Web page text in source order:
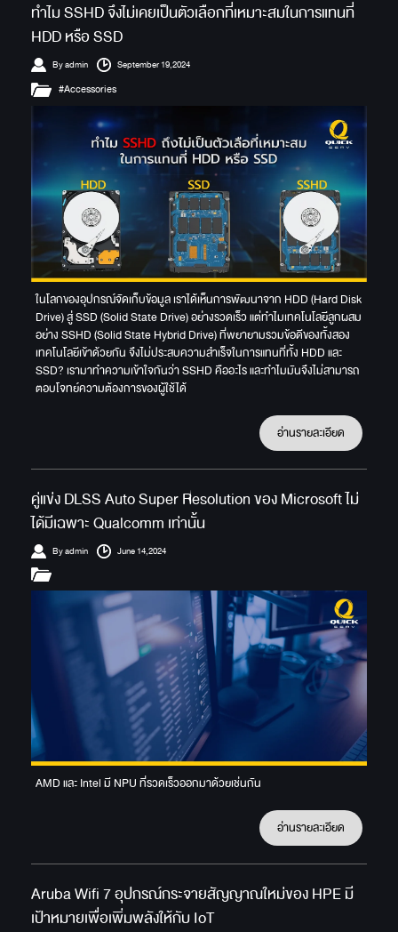
ทำไม SSHD จึงไม่เคยเป็นตัวเลือกที่เหมาะสมในการแทนที่
HDD หรือ SSD
By admin September 19,2024
#Accessories
ในโลกของอุปกรณ์จัดเก็บข้อมูล เราได้เห็นการพัฒนาจาก HDD (Hard Disk
Drive) สู่ SSD (Solid State Drive) อย่างรวดเร็ว แต่ทำไมเทคโนโลยีลูกผสม
อย่าง SSHD (Solid State Hybrid Drive) ที่พยายามรวมข้อดีของทั้งสอง
เทคโนโลยีเข้าด้วยกัน จึงไม่ประสบความสำเร็จในการแทนที่ทั้ง HDD และ
SSD? เรามาทำความเข้าใจกันว่า SSHD คืออะไร และทำไมมันจึงไม่สามารถ
ตอบโจทย์ความต้องการของผู้ใช้ได้
อ่านรายละเอียด
คู่แข่ง DLSS Auto Super Resolution ของ Microsoft ไม่
ได้มีเฉพาะ Qualcomm เท่านั้น
By admin June 14,2024
AMD และ Intel มี NPU ที่รวดเร็วออกมาด้วยเช่นกัน
อ่านรายละเอียด
Aruba Wifi 7 อุปกรณ์กระจายสัญญาณใหม่ของ HPE มี
เป้าหมายเพื่อเพิ่มพลังให้กับ IoT